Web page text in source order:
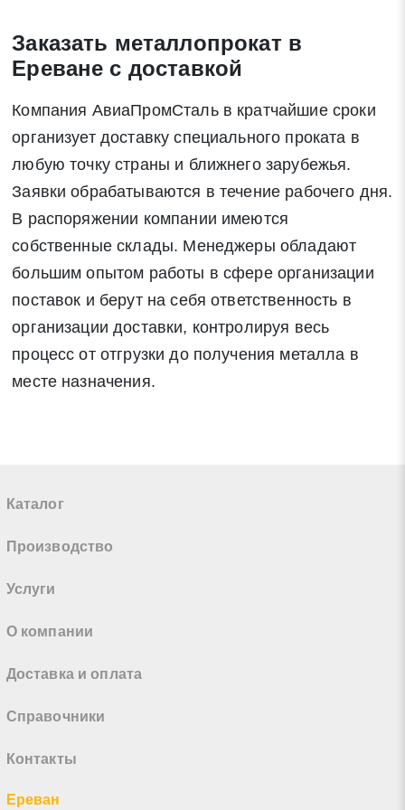
Поиск
Заказать металлопрокат в
Ереване с доставкой
Компания АвиаПромСталь в кратчайшие сроки
организует доставку специального проката в
любую точку страны и ближнего зарубежья.
Заявки обрабатываются в течение рабочего дня.
В распоряжении компании имеются
собственные склады. Менеджеры обладают
большим опытом работы в сфере организации
поставок и берут на себя ответственность в
организации доставки, контролируя весь
процесс от отгрузки до получения металла в
месте назначения.
Каталог
Производство
Услуги
О компании
Доставка и оплата
Справочники
Контакты
Ереван
* - обязательные поля для заполнения
Отправить заявку
Нажимая на кнопку «Отправить заявку» Вы даете согласие
на обработку своих персональных данных в соответствии со
статьей 9 Федерального закона от 27 июля 2006 г. N 152-ФЗ